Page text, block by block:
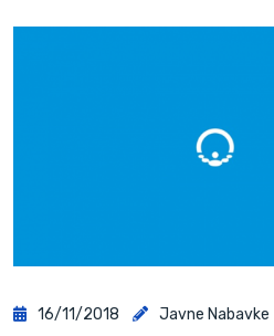
16/11/2018 Javne Nabavke